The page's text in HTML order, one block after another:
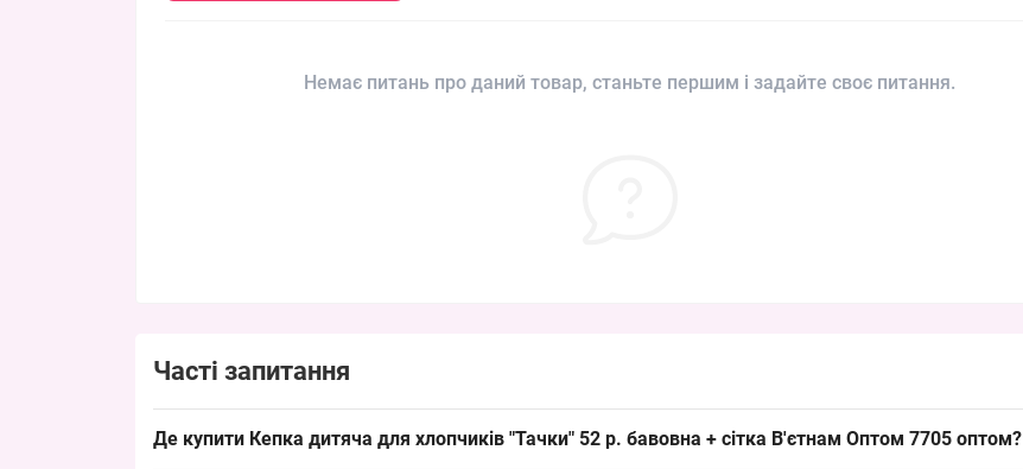
Немає питань про даний товар, станьте першим і задайте своє питання.
Часті запитання
Де купити Кепка дитяча для хлопчиків "Тачки" 52 р. бавовна + сітка В'єтнам Оптом 7705 оптом?